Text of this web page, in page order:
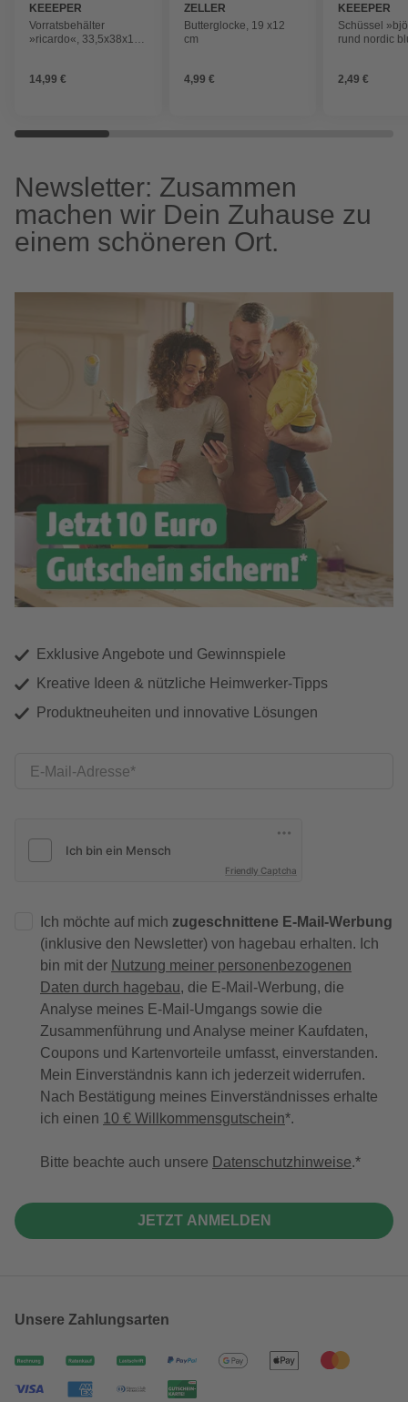
KEEEPER
Vorratsbehälter
»ricardo«, 33,5x38x17
14,99 €
ZELLER
Butterglocke, 19 x12
cm
4,99 €
KEEEPER
Schüssel
rund nordic
2,49 €
Newsletter: Zusammen
machen wir Dein Zuhause zu
einem schöneren Ort.
Exklusive Angebote und Gewinnspiele
Kreative Ideen & nützliche Heimwerker-Tipps
Produktneuheiten und innovative Lösungen
E-Mail-Adresse
Friendly Captcha
Ich möchte auf mich zugeschnittene E-Mail-Werbung
(inklusive den Newsletter) von hagebau erhalten. Ich
bin mit der Nutzung meiner personenbezogenen
Daten durch hagebau, die E-Mail-Werbung, die
Analyse meines E-Mail-Umgangs sowie die
Zusammenführung und Analyse meiner Kaufdaten,
Coupons und Kartenvorteile umfasst, einverstanden.
Mein Einverständnis kann ich jederzeit widerrufen.
Nach Bestätigung meines Einverständnisses erhalte
ich einen 10 € Willkommensgutschein*.
Bitte beachte auch unsere Datenschutzhinweise.
JETZT ANMELDEN
Unsere Zahlungsarten